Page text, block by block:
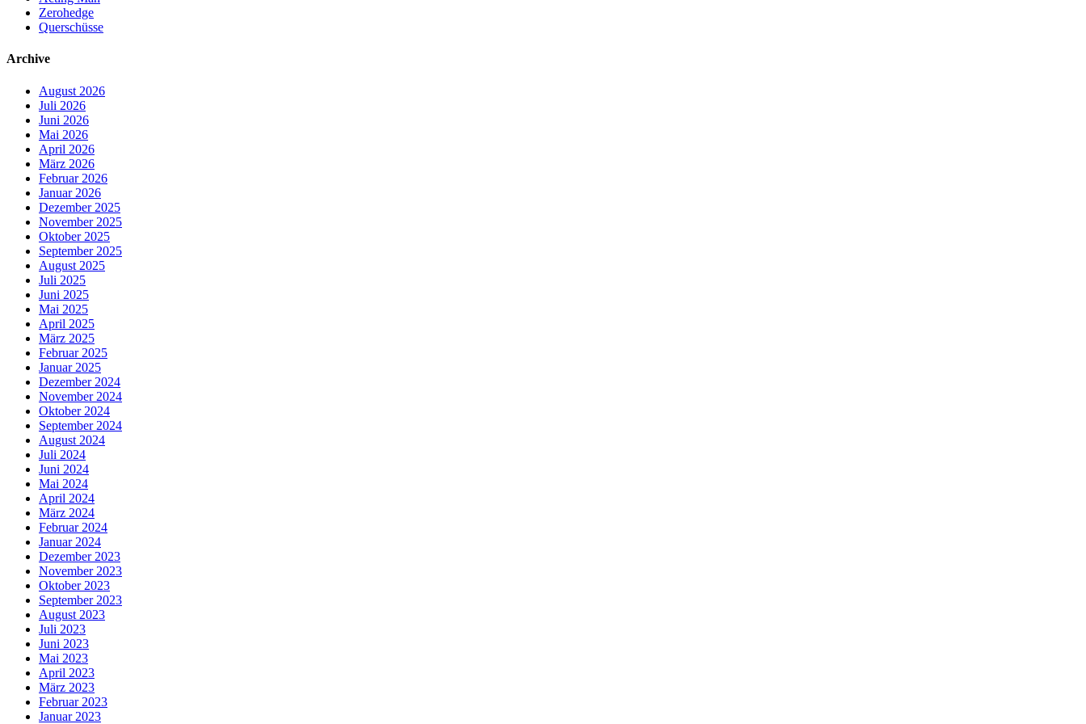
Zerohedge
Querschüsse
Archive
August 2026
Juli 2026
Juni 2026
Mai 2026
April 2026
März 2026
Februar 2026
Januar 2026
Dezember 2025
November 2025
Oktober 2025
September 2025
August 2025
Juli 2025
Juni 2025
Mai 2025
April 2025
März 2025
Februar 2025
Januar 2025
Dezember 2024
November 2024
Oktober 2024
September 2024
August 2024
Juli 2024
Juni 2024
Mai 2024
April 2024
März 2024
Februar 2024
Januar 2024
Dezember 2023
November 2023
Oktober 2023
September 2023
August 2023
Juli 2023
Juni 2023
Mai 2023
April 2023
März 2023
Februar 2023
Januar 2023